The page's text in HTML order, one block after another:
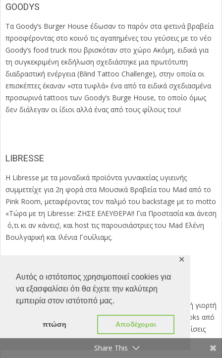
Αυτός ο ιστότοπος χρησιμοποιεί cookies για
να εξασφαλίσει ότι θα έχετε την καλύτερη
εμπειρία στον ιστότοπό μας.
πτώση Αποδέχομαι
✕
GOODYS
Τα Goody’s Burger House έδωσαν το παρόν στα φετινά βραβεία
προσφέροντας στο κοινό τις αγαπημένες του γεύσεις με το νέο
Goody’s food truck που βρισκόταν στο χώρο Ακόμη, ειδικά για
τη συγκεκριμένη εκδήλωση σχεδιάστηκε μια πρωτότυπη
διαδραστική ενέργεια (Blind Tattoo Challenge), στην οποία οι
επισκέπτες έκαναν «στα τυφλά» ένα από τα ειδικά σχεδιασμένα
προσωρινά tattoos των Goody’s Burge House, το οποίο όμως
δεν διάλεγαν οι ίδιοι αλλά ένας από τους φίλους του!
LIBRESSE
Η Libresse με τα μοναδικά προϊόντα γυναικείας υγιεινής
συμμετείχε για 2η φορά στα Μουσικά Βραβεία του Mad από το
Pink Room, μεταφέροντας τον παλμό του backstage με το motto
«Τώρα με τη Libresse: ZHΣΕ ΕΛΕΥΘΕΡΑ!! Για Προστασία και άνεση
ό,τι κι αν κάνεις!, και host τις παρουσιάστριες του Mad Eλένη
Βουλγαρική και Ιλένια Γουίλιαμς.
Lorvenn
To styling συνάντησε το χρώμα στην μεγαλύτερη μουσική γιορτή
των Mad Video Music Awards, με τα πιο εκρηκτικά hair looks από
την Lorvenn Hair Professionals που απογείωσε τις εμφανίσεις
των καλλιτεχνών στην απόλυτη μουσική σκηνή!
Share This